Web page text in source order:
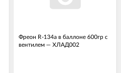
Фреон R-134a в баллоне 600гр с
вентилем — ХЛАД002